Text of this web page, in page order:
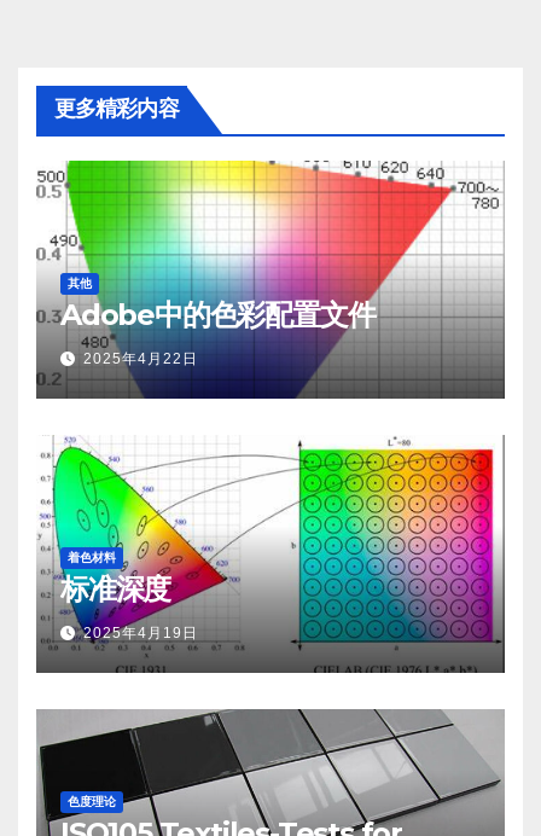
更多精彩内容
其他
Adobe中的色彩配置文件
2025年4月22日
着色材料
标准深度
2025年4月19日
色度理论